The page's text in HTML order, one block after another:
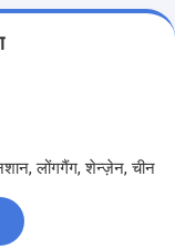
लोंगगैंग, शेन्ज़ेन, चीन